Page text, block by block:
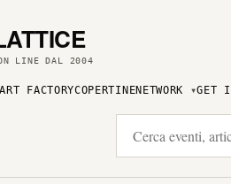
LINE DAL 2004
ART FACTORYCOPERTINENETWORK GET